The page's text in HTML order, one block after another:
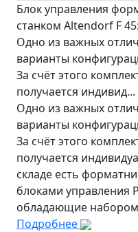
Блок управления
станком Altendorf F
Одно из важных
варианты
За счёт этого
получается индивид...
Одно из важных
варианты
За счёт этого
получается
складе есть
блоками управления
обладающие
Подробнее